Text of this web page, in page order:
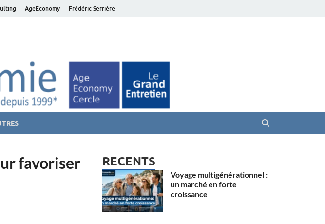
AgeEconomy Frédéric Serrière
favoriser
RECENTS
Voyage multigénérationnel :
un marché en forte
croissance